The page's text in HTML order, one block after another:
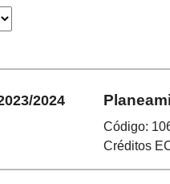
2024
Código:
Créditos